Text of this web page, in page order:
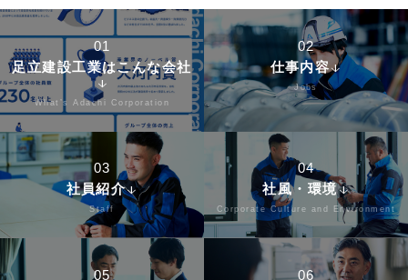
01
足立建設工業はこんな会社
arrow_downward
What’s Adachi Corporation
02
仕事内容arrow_downward
Jobs
03
社員紹介arrow_downward
Staff
04
社風・環境arrow_downward
Corporate Culture and Environment
05
06